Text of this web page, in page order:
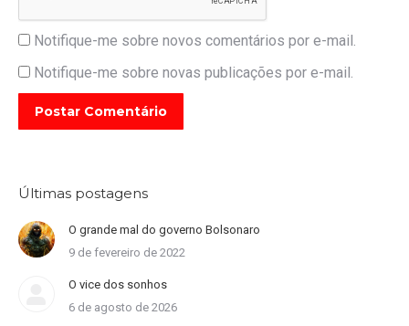
Notifique-me sobre novos comentários por e-mail.
Notifique-me sobre novas publicações por e-mail.
Postar Comentário
Últimas postagens
O grande mal do governo Bolsonaro
9 de fevereiro de 2022
O vice dos sonhos
6 de agosto de 2026